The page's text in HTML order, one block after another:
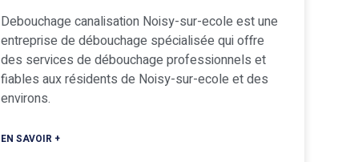
Debouchage canalisation Noisy-sur-ecole est une
entreprise de débouchage spécialisée qui offre
des services de débouchage professionnels et
fiables aux résidents de Noisy-sur-ecole et des
environs.
EN SAVOIR +